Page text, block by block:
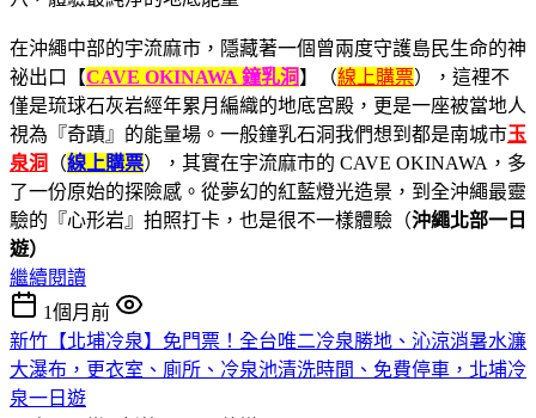
在沖繩中部的宇流麻市，隱藏著一個曾兩度守護島民生命的神
祕出口【CAVE OKINAWA 鐘乳洞】（線上購票），這裡不
僅是琉球石灰岩經年累月編織的地底宮殿，更是一座被當地人
視為『奇蹟』的能量場。一般鐘乳石洞我們想到都是南城市玉
泉洞
（線上購票），其實在宇流麻市的 CAVE OKINAWA，多
了一份原始的探險感。從夢幻的紅藍燈光造景，到全沖繩最靈
驗的『心形岩』拍照打卡，也是很不一樣體驗（沖繩北部一日
遊）
繼續閱讀
1個月前
新竹【北埔冷泉】免門票！全台唯二冷泉勝地、沁涼消暑水濂
大瀑布，更衣室、廁所、冷泉池清洗時間、免費停車，北埔冷
泉一日遊